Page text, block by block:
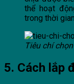
thể hoạt
trong thời
Tiêu chí
5. Cách lắp